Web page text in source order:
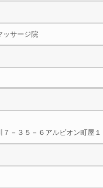
ッサージ院
７－３５－６アルビオン町屋